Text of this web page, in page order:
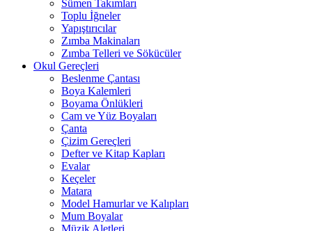
Sümen Takımları
Toplu İğneler
Yapıştırıcılar
Zımba Makinaları
Zımba Telleri ve Sökücüler
Okul Gereçleri
Beslenme Çantası
Boya Kalemleri
Boyama Önlükleri
Cam ve Yüz Boyaları
Çanta
Çizim Gereçleri
Defter ve Kitap Kapları
Evalar
Keçeler
Matara
Model Hamurlar ve Kalıpları
Mum Boyalar
Müzik Aletleri